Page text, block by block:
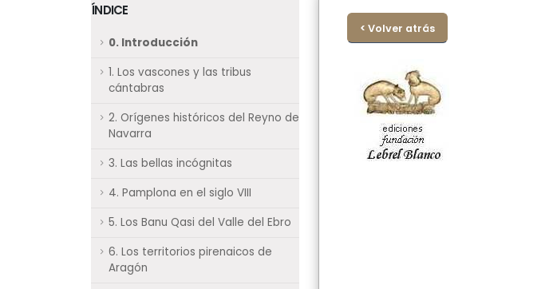
ÍNDICE
0. Introducción
1. Los vascones y las tribus
cántabras
2. Orígenes históricos del Reyno de
Navarra
3. Las bellas incógnitas
4. Pamplona en el siglo VIII
5. Los Banu Qasi del Valle del Ebro
6. Los territorios pirenaicos de
Aragón
< Volver atrás